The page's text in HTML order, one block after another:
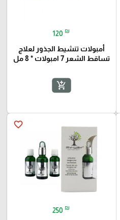
120 ₪
أمبولات تنشيط الجذور لعلاج
تساقط الشعر 7 امبولات * 8 مل
add_shopping_cart
favorite_border
250 ₪